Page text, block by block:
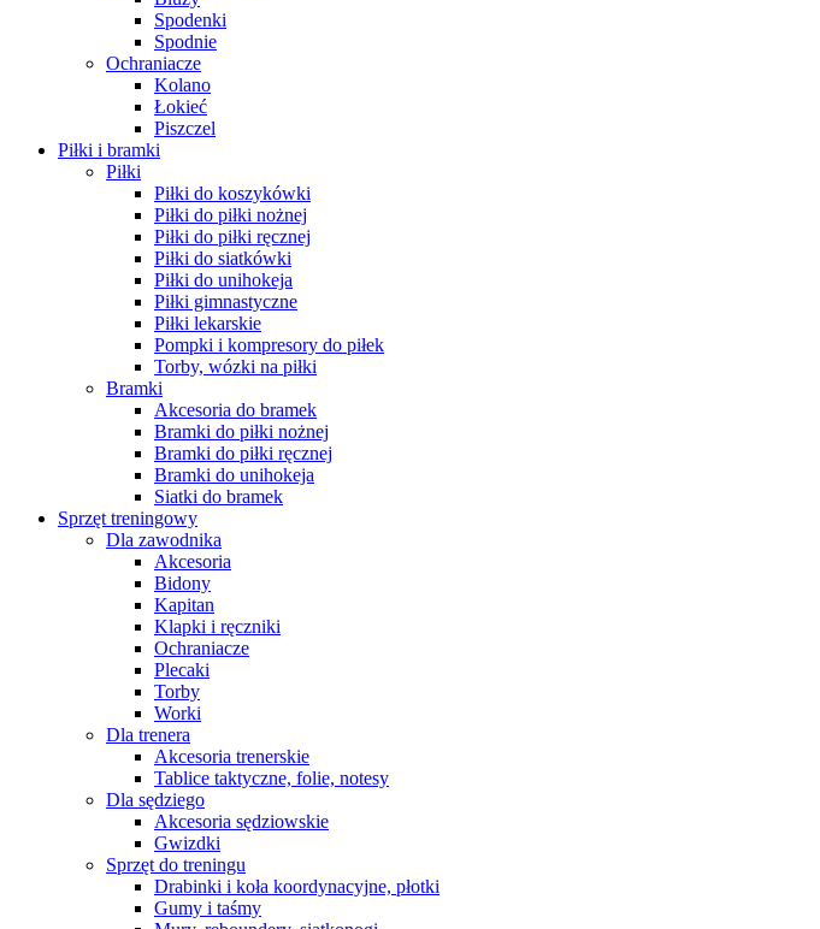
Spodenki
Spodnie
Ochraniacze
Kolano
Łokieć
Piszczel
Piłki i bramki
Piłki
Piłki do koszykówki
Piłki do piłki nożnej
Piłki do piłki ręcznej
Piłki do siatkówki
Piłki do unihokeja
Piłki gimnastyczne
Piłki lekarskie
Pompki i kompresory do piłek
Torby, wózki na piłki
Bramki
Akcesoria do bramek
Bramki do piłki nożnej
Bramki do piłki ręcznej
Bramki do unihokeja
Siatki do bramek
Sprzęt treningowy
Dla zawodnika
Akcesoria
Bidony
Kapitan
Klapki i ręczniki
Ochraniacze
Plecaki
Torby
Worki
Dla trenera
Akcesoria trenerskie
Tablice taktyczne, folie, notesy
Dla sędziego
Akcesoria sędziowskie
Gwizdki
Sprzęt do treningu
Drabinki i koła koordynacyjne, płotki
Gumy i taśmy